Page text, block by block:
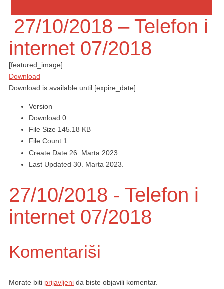
27/10/2018 – Telefon i
internet 07/2018
[featured_image]
Download
Download is available until [expire_date]
Version
Download 0
File Size 145.18 KB
File Count 1
Create Date 26. Marta 2023.
Last Updated 30. Marta 2023.
27/10/2018 - Telefon i
internet 07/2018
Komentariši
Morate biti prijavljeni da biste objavili komentar.